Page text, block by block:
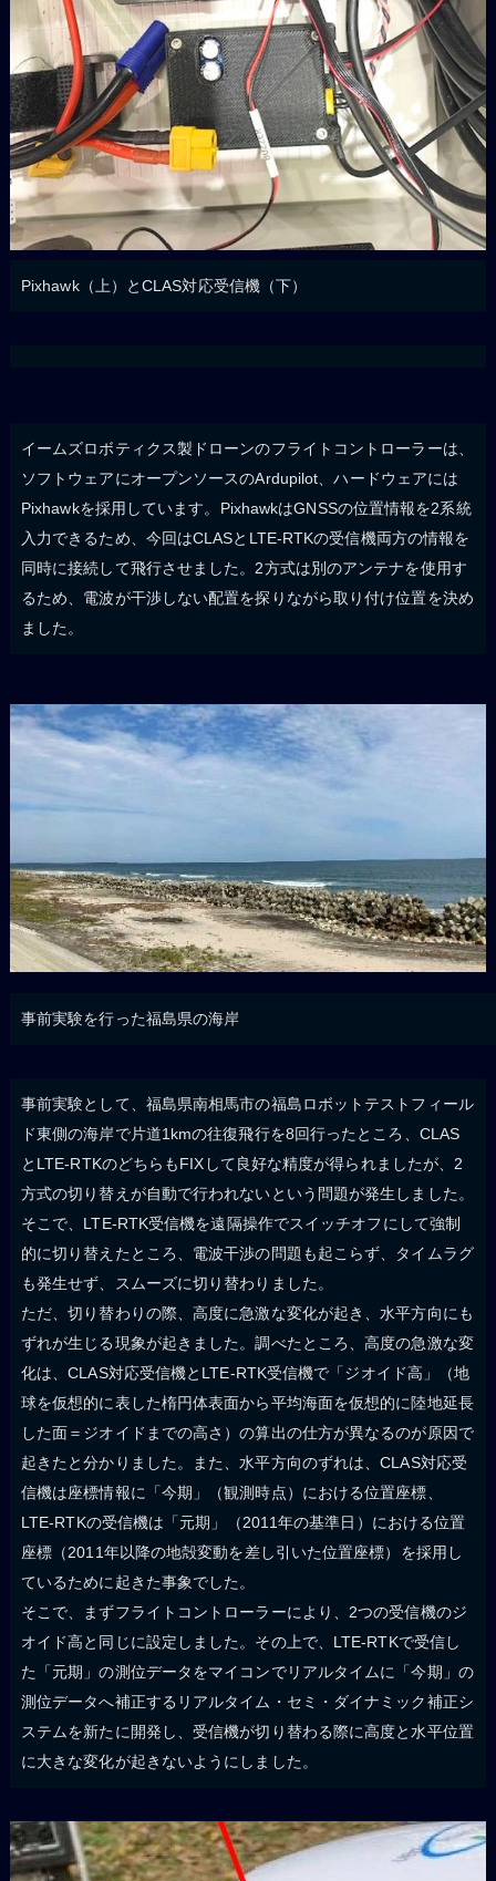
Pixhawk（上）とCLAS対応受信機（下）
イームズロボティクス製ドローンのフライトコントローラーは、
ソフトウェアにオープンソースのArdupilot、ハードウェアには
Pixhawkを採用しています。PixhawkはGNSSの位置情報を2系統
入力できるため、今回はCLASとLTE-RTKの受信機両方の情報を
同時に接続して飛行させました。2方式は別のアンテナを使用す
るため、電波が干渉しない配置を探りながら取り付け位置を決め
ました。
事前実験を行った福島県の海岸
事前実験として、福島県南相馬市の福島ロボットテストフィール
ド東側の海岸で片道1kmの往復飛行を8回行ったところ、CLAS
とLTE-RTKのどちらもFIXして良好な精度が得られましたが、2
方式の切り替えが自動で行われないという問題が発生しました。
そこで、LTE-RTK受信機を遠隔操作でスイッチオフにして強制
的に切り替えたところ、電波干渉の問題も起こらず、タイムラグ
も発生せず、スムーズに切り替わりました。
ただ、切り替わりの際、高度に急激な変化が起き、水平方向にも
ずれが生じる現象が起きました。調べたところ、高度の急激な変
化は、CLAS対応受信機とLTE-RTK受信機で「ジオイド高」（地
球を仮想的に表した楕円体表面から平均海面を仮想的に陸地延長
した面＝ジオイドまでの高さ）の算出の仕方が異なるのが原因で
起きたと分かりました。また、水平方向のずれは、CLAS対応受
信機は座標情報に「今期」（観測時点）における位置座標、
LTE-RTKの受信機は「元期」（2011年の基準日）における位置
座標（2011年以降の地殻変動を差し引いた位置座標）を採用し
ているために起きた事象でした。
そこで、まずフライトコントローラーにより、2つの受信機のジ
オイド高と同じに設定しました。その上で、LTE-RTKで受信し
た「元期」の測位データをマイコンでリアルタイムに「今期」の
測位データへ補正するリアルタイム・セミ・ダイナミック補正シ
ステムを新たに開発し、受信機が切り替わる際に高度と水平位置
に大きな変化が起きないようにしました。